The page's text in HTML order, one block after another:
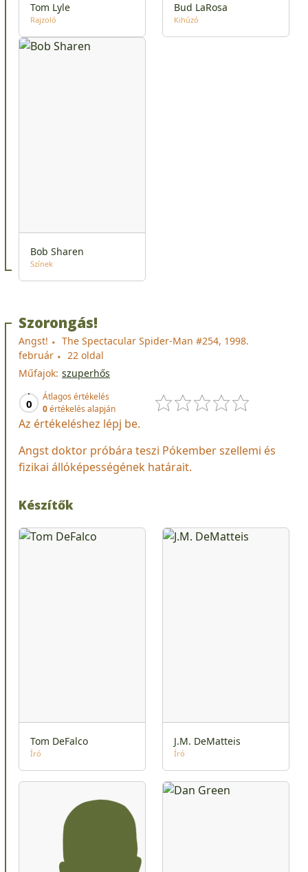
Tom Lyle
Rajzoló
Bud LaRosa
Kihúzó
Bob Sharen
Színek
Szorongás!
Angst!
The Spectacular Spider-Man #254, 1998.
február
22 oldal
Műfajok: szuperhős
0
Átlagos értékelés
0értékelés alapján
Az értékeléshez lépj be.
Angst doktor próbára teszi Pókember szellemi és
fizikai állóképességének határait.
Készítők
Tom DeFalco
Író
J.M. DeMatteis
Író